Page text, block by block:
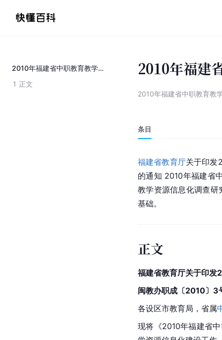
2010年福建省中职教育教学资源信息化建设工作要点
1 正文
2010年福建
2010年福建省中职教育教
条目
福建省教育厅关于印发
的通知 2010年福建省
教学资源信息化调查研
基础。
正文
福建省教育厅关于印发
闽教办职成〔2010〕3
各设区市教育局，省属
现将《2010年福建省